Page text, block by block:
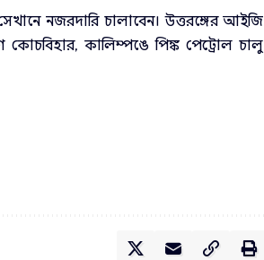
নজরদারি চালাবেন। উত্তরঙ্গের আইজি
কালিম্পঙে পিঙ্ক পেট্রোল চালু